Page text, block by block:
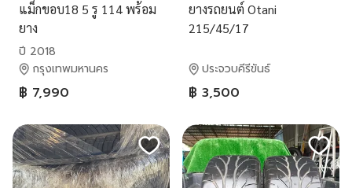
แม็กขอบ18 5 รู 114 พร้อม
ยาง
ปี 2018
กรุงเทพมหานคร
฿ 7,990
ยางรถยนต์ Otani
215/45/17
ประจวบคีรีขันธ์
฿ 3,500